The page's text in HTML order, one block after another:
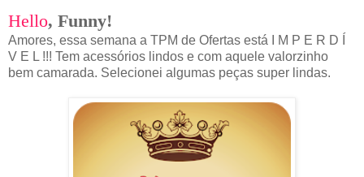
Hello, Funny!
Amores, essa semana a TPM de Ofertas está I M P E R D Í
V E L !!! Tem acessórios lindos e com aquele valorzinho
bem camarada. Selecionei algumas peças super lindas.